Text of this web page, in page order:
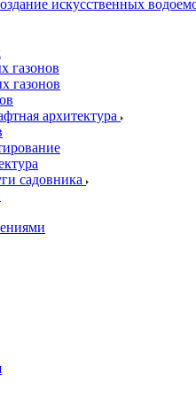
искусственных
газонов
газонов
архитектура
садовника